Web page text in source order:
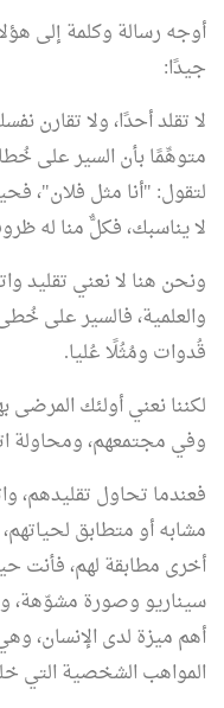
أوجه رسالة وكلمة إلى
جيدًا:
لا تقلد أحدًا، ولا تقارن
متوهِّمًا بأن السير على
لتقول: "أنا مثل فلان"،
لا يناسبك، فكلٌّ منا له
ونحن هنا لا نعني تقليد
والعلمية، فالسير على
قُدوات ومُثُلًا عُليا.
لكننا نعني أولئك
وفي مجتمعهم، ومحاولة
فعندما تحاول تقليدهم،
مشابه أو متطابق
أخرى مطابقة لهم، فأنت
سيناريو وصورة مشوّهة،
أهم ميزة لدى الإنسان،
المواهب الشخصية التي